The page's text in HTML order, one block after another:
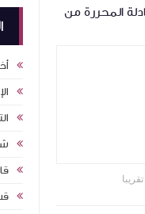
المحررة من